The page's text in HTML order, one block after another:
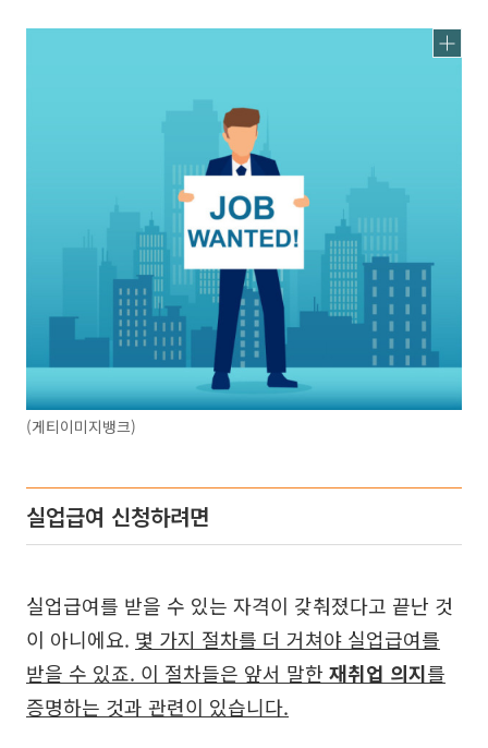
(게티이미지뱅크)
실업급여 신청하려면
실업급여를 받을 수 있는 자격이 갖춰졌다고 끝난 것
이 아니에요. 몇 가지 절차를 더 거쳐야 실업급여를
받을 수 있죠. 이 절차들은 앞서 말한 재취업 의지를
증명하는 것과 관련이 있습니다.